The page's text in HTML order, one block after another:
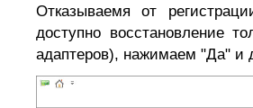
Отказываемя от
доступно восстановление
адаптеров), нажимаем "Да" и